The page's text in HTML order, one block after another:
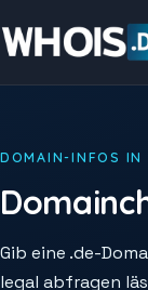
DOMAIN-INFOS IN
Gib eine .de-
legal abfragen